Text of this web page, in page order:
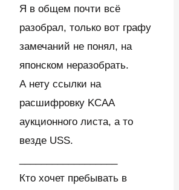
Я в общем почти всё
разобрал, только вот графу
замечаний не понял, на
японском неразобрать.
А нету ссылки на
расшифровку KCAA
аукционного листа, а то
везде USS.
Кто хочет пребывать в